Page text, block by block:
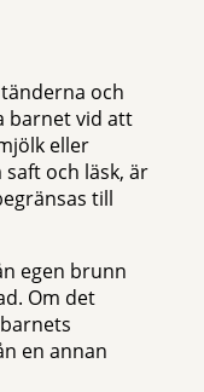
och
barnet vid att
eller
och läsk, är
till
egen brunn
Om det
en annan